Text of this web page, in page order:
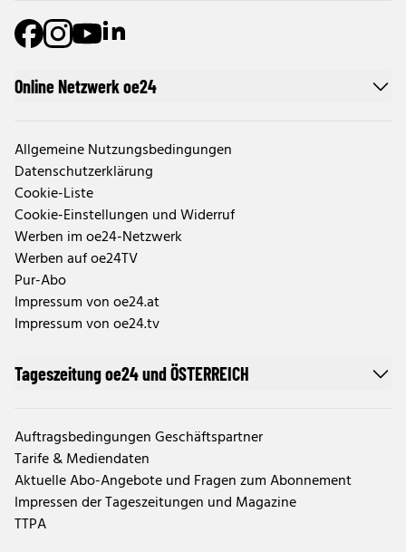
Online Netzwerk oe24
Allgemeine Nutzungsbedingungen
Datenschutzerklärung
Cookie-Liste
Cookie-Einstellungen und Widerruf
Werben im oe24-Netzwerk
Werben auf oe24TV
Pur-Abo
Impressum von oe24.at
Impressum von oe24.tv
Tageszeitung oe24 und ÖSTERREICH
Auftragsbedingungen Geschäftspartner
Tarife & Mediendaten
Aktuelle Abo-Angebote und Fragen zum Abonnement
Impressen der Tageszeitungen und Magazine
TTPA